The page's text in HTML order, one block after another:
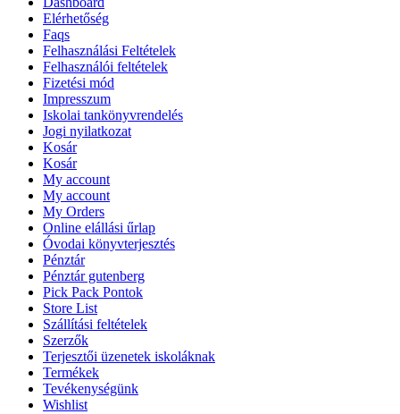
Elérhetőség
Faqs
Felhasználási Feltételek
Felhasználói feltételek
Fizetési mód
Impresszum
Iskolai tankönyvrendelés
Jogi nyilatkozat
Kosár
Kosár
My account
My account
My Orders
Online elállási űrlap
Óvodai könyvterjesztés
Pénztár
Pénztár gutenberg
Pick Pack Pontok
Store List
Szállítási feltételek
Szerzők
Terjesztői üzenetek iskoláknak
Termékek
Tevékenységünk
Wishlist